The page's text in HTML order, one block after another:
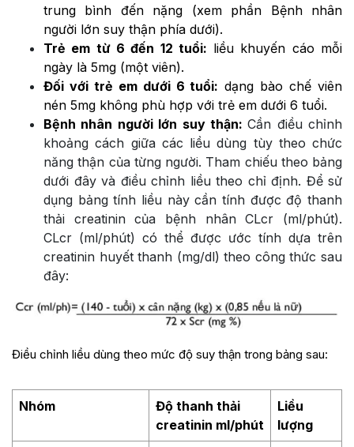
trung bình đến nặng (xem phần Bệnh nhân
người lớn suy thận phía dưới).
Trẻ em từ 6 đến 12 tuổi: liều khuyến cáo mỗi
ngày là 5mg (một viên).
Đối với trẻ em dưới 6 tuổi: dạng bào chế viên
nén 5mg không phù hợp với trẻ em dưới 6 tuổi.
Bệnh nhân người lớn suy thận:Cần điều chỉnh
khoảng cách giữa các liều dùng tùy theo chức
năng thận của từng người. Tham chiếu theo bảng
dưới đây và điều chỉnh liều theo chỉ định. Để sử
dụng bảng tính liều này cần tính được độ thanh
thải creatinin của bệnh nhân CLcr (ml/phút).
CLcr (ml/phút) có thể được ước tính dựa trên
creatinin huyết thanh (mg/dl) theo công thức sau
đây:
Điều chỉnh liều dùng theo mức độ suy thận trong bảng sau:
Nhóm
Độ thanh thải
creatinin ml/phút
Liều
lượng